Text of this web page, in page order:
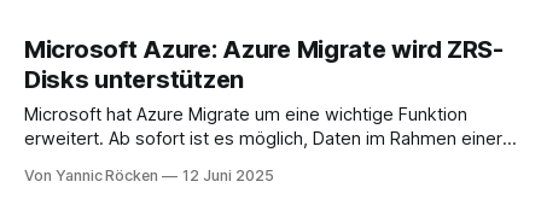
Microsoft Azure: Azure Migrate wird ZRS-
Disks unterstützen
Microsoft hat Azure Migrate um eine wichtige Funktion
erweitert. Ab sofort ist es möglich, Daten im Rahmen einer
zu verschieben, jedoch zunächst nur in einer Public Preview.
Von Yannic Röcken 12 Juni 2025